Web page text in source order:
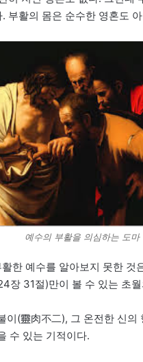
부활의 몸은 순수한 영혼도
예수의 부활을 의심하는 도마
한 예수를 알아보지 못한 것
장 31절)만이 볼 수 있는 초
이(靈肉不二), 그 온전한 신
수 있는 기적이다.